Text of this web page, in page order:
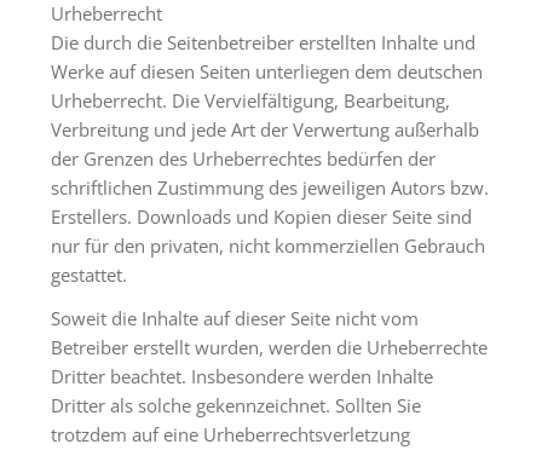
Urheberrecht
Die durch die Seitenbetreiber erstellten Inhalte und
Werke auf diesen Seiten unterliegen dem deutschen
Urheberrecht. Die Vervielfältigung, Bearbeitung,
Verbreitung und jede Art der Verwertung außerhalb
der Grenzen des Urheberrechtes bedürfen der
schriftlichen Zustimmung des jeweiligen Autors bzw.
Erstellers. Downloads und Kopien dieser Seite sind
nur für den privaten, nicht kommerziellen Gebrauch
gestattet.
Soweit die Inhalte auf dieser Seite nicht vom
Betreiber erstellt wurden, werden die Urheberrechte
Dritter beachtet. Insbesondere werden Inhalte
Dritter als solche gekennzeichnet. Sollten Sie
trotzdem auf eine Urheberrechtsverletzung